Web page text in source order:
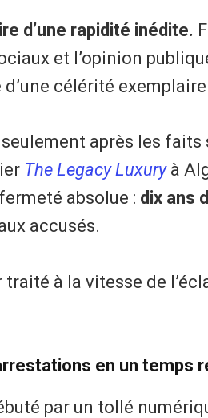
d’une rapidité inédite.
et l’opinion
célérité
après les faits
The Legacy Luxuryà
absolue : dix ans
accusés.
traité à la vitesse de
en un temps
par un tollé